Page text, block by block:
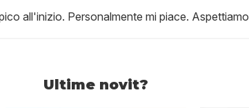
all'inizio. Personalmente mi piace.
Ultime novit?